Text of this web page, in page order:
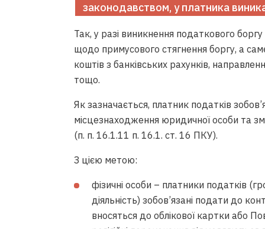
законодавством, у платника
Так, у разі виникнення податкового
щодо примусового стягнення боргу, а
коштів з банківських рахунків,
тощо.
Як зазначається, платник податків
місцезнаходження юридичної особи та
(п. п. 16.1.11 п. 16.1. ст. 16 ПКУ).
З цією метою:
фізичні особи – платники податків
діяльність) зобов’язані подати до
вносяться до облікової картки або